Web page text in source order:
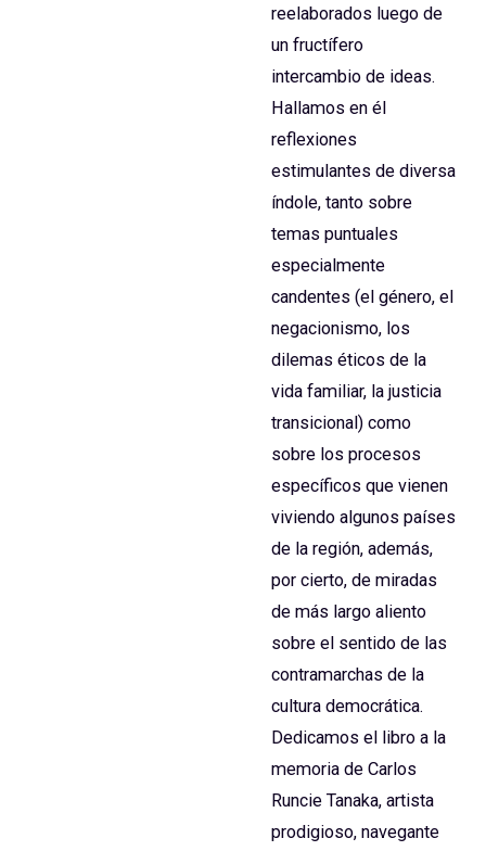
reelaborados luego de
un fructífero
intercambio de ideas.
Hallamos en él
reflexiones
estimulantes de diversa
índole, tanto sobre
temas puntuales
especialmente
candentes (el género, el
negacionismo, los
dilemas éticos de la
vida familiar, la justicia
transicional) como
sobre los procesos
específicos que vienen
viviendo algunos países
de la región, además,
por cierto, de miradas
de más largo aliento
sobre el sentido de las
contramarchas de la
cultura democrática.
Dedicamos el libro a la
memoria de Carlos
Runcie Tanaka, artista
prodigioso, navegante